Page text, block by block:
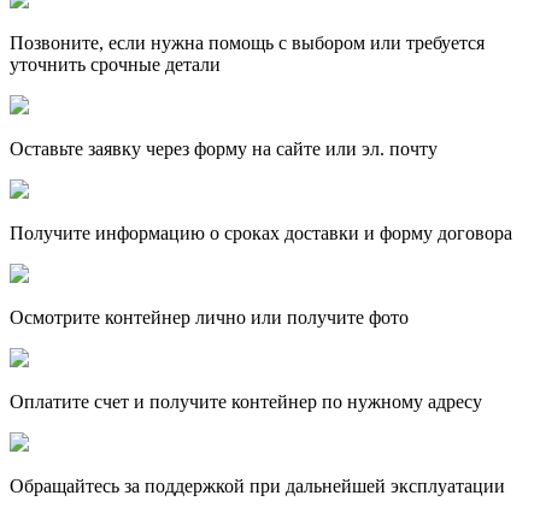
Позвоните, если нужна помощь с выбором или требуется
уточнить срочные детали
Оставьте заявку через форму на сайте или эл. почту
Получите информацию о сроках доставки и форму договора
Осмотрите контейнер лично или получите фото
Оплатите счет и получите контейнер по нужному адресу
Обращайтесь за поддержкой при дальнейшей эксплуатации